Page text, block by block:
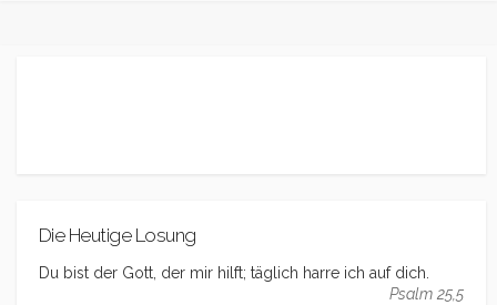
Die Heutige Losung
Du bist der Gott, der mir hilft; täglich harre ich auf dich.
Psalm 25,5